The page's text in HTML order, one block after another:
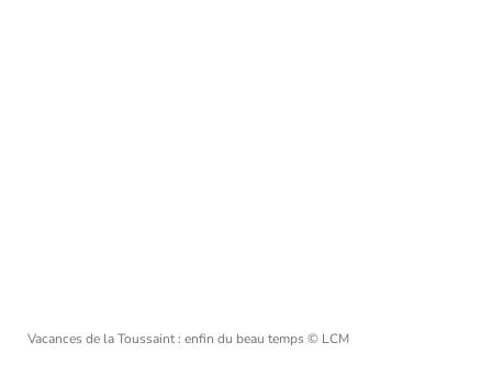
Vacances de la Toussaint : enfin du beau temps © LCM